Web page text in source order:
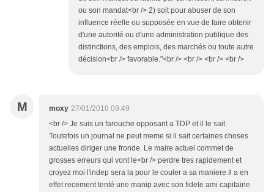
ou son mandat<br /> 2) soit pour abuser de son
influence réelle ou supposée en vue de faire obtenir
d'une autorité ou d'une administration publique des
distinctions, des emplois, des marchés ou toute autre
décision<br /> favorable."<br /> <br /> <br /> <br />
M moxy 27/01/2010 09:49
<br /> Je suis un farouche opposant a TDP et il le sait.
Toutefois un journal ne peut meme si il sait certaines choses
actuelles diriger une fronde. Le maire actuel commet de
grosses erreurs qui vont le<br /> perdre tres rapidement et
croyez moi l'indep sera la pour le couler a sa maniere.Il a en
effet recement tenté une manip avec son fidele ami capitaine